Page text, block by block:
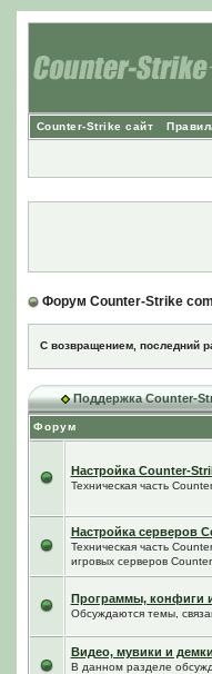
Counter-Strike сайт
Форум Counter-Strike
С возвращением, последний
Поддержка Counter-
Форум
Настройка Counter-
Техническая часть
Настройка серверов
Техническая часть
игровых серверов
Программы, конфиги
Обсуждаются темы,
Видео, мувики и демки
В данном разделе